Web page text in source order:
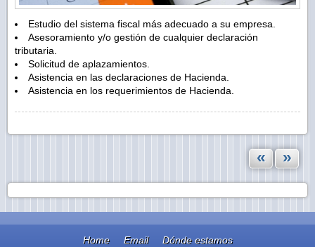
Estudio del sistema fiscal más adecuado a su empresa.
Asesoramiento y/o gestión de cualquier declaración
tributaria.
Solicitud de aplazamientos.
Asistencia en las declaraciones de Hacienda.
Asistencia en los requerimientos de Hacienda.
« »
Home Email Dónde estamos